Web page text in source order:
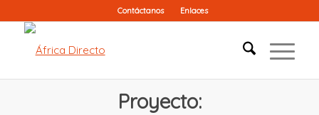
Contáctanos Enlaces
Proyecto: